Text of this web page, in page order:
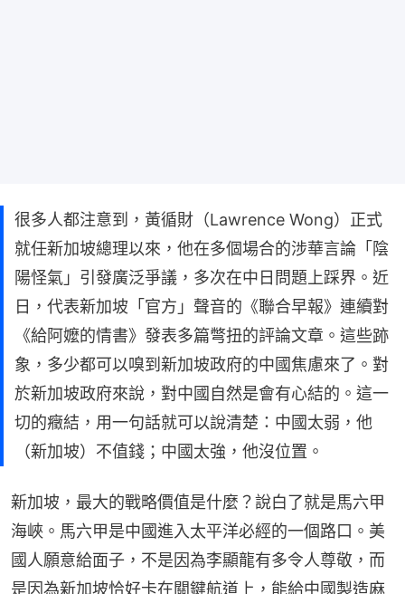
很多人都注意到，黃循財（Lawrence Wong）正式
就任新加坡總理以來，他在多個場合的涉華言論「陰
陽怪氣」引發廣泛爭議，多次在中日問題上踩界。近
日，代表新加坡「官方」聲音的《聯合早報》連續對
《給阿嬤的情書》發表多篇彆扭的評論文章。這些跡
象，多少都可以嗅到新加坡政府的中國焦慮來了。對
於新加坡政府來說，對中國自然是會有心結的。這一
切的癥結，用一句話就可以說清楚：中國太弱，他
（新加坡）不值錢；中國太強，他沒位置。
新加坡，最大的戰略價值是什麼？說白了就是馬六甲
海峽。馬六甲是中國進入太平洋必經的一個路口。美
國人願意給面子，不是因為李顯龍有多令人尊敬，而
是因為新加坡恰好卡在關鍵航道上，能給中國製造麻